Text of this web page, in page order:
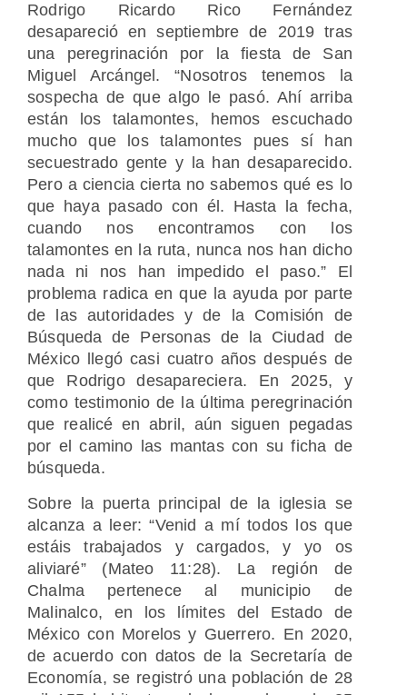
Rodrigo Ricardo Rico Fernández
desapareció en septiembre de 2019 tras
una peregrinación por la fiesta de San
Miguel Arcángel. “Nosotros tenemos la
sospecha de que algo le pasó. Ahí arriba
están los talamontes, hemos escuchado
mucho que los talamontes pues sí han
secuestrado gente y la han desaparecido.
Pero a ciencia cierta no sabemos qué es lo
que haya pasado con él. Hasta la fecha,
cuando nos encontramos con los
talamontes en la ruta, nunca nos han dicho
nada ni nos han impedido el paso.”
El
problema radica en que la ayuda por parte
de las autoridades y de la Comisión de
Búsqueda de Personas de la Ciudad de
México llegó casi cuatro años después de
que Rodrigo desapareciera. En 2025, y
como testimonio de la última peregrinación
que realicé en abril, aún siguen pegadas
por el camino las mantas con su ficha de
búsqueda.
Sobre la puerta principal de la iglesia se
alcanza a leer: “Venid a mí todos los que
estáis trabajados y cargados, y yo os
aliviaré” (Mateo 11:28). La región de
Chalma pertenece al municipio de
Malinalco, en los límites del Estado de
México con Morelos y Guerrero. En 2020,
de acuerdo con datos de la Secretaría de
Economía, se registró una población de 28